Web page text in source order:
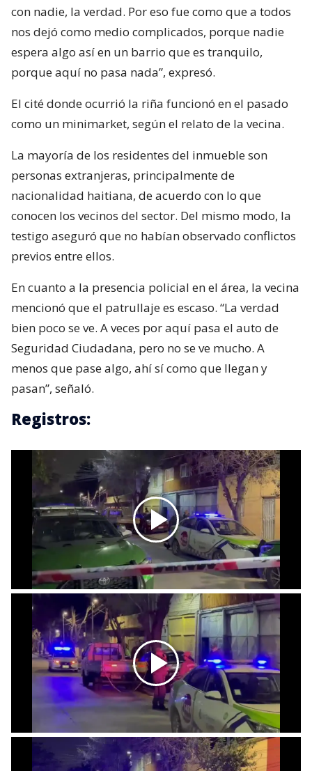
con nadie, la verdad. Por eso fue como que a todos
nos dejó como medio complicados, porque nadie
espera algo así en un barrio que es tranquilo,
porque aquí no pasa nada”, expresó.
El cité donde ocurrió la riña funcionó en el pasado
como un minimarket, según el relato de la vecina.
La mayoría de los residentes del inmueble son
personas extranjeras, principalmente de
nacionalidad haitiana, de acuerdo con lo que
conocen los vecinos del sector. Del mismo modo, la
testigo aseguró que no habían observado conflictos
previos entre ellos.
En cuanto a la presencia policial en el área, la vecina
mencionó que el patrullaje es escaso. “La verdad
bien poco se ve. A veces por aquí pasa el auto de
Seguridad Ciudadana, pero no se ve mucho. A
menos que pase algo, ahí sí como que llegan y
pasan”, señaló.
Registros: